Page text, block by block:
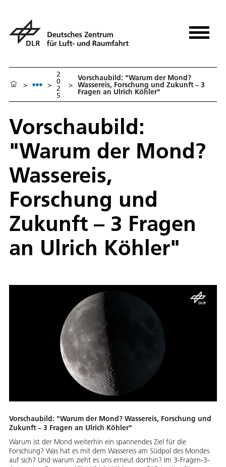
> >
2
0
2
5
>
Vorschaubild: "Warum der Mond?
Wassereis, Forschung und Zukunft – 3
Fragen an Ulrich Köhler"
Vorschaubild:
"Warum der Mond?
Wassereis,
Forschung und
Zukunft – 3 Fragen
an Ulrich Köhler"
Vorschaubild: "Warum der Mond? Wassereis, Forschung und
Zukunft – 3 Fragen an Ulrich Köhler"
Warum ist der Mond weiterhin ein spannendes Ziel für die
Forschung? Was hat es mit dem Wassereis am Südpol des Mondes
auf sich? Und warum zieht es uns erneut dorthin? Im 3-Fragen-3-